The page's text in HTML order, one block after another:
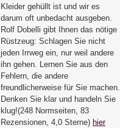
Kleider gehüllt ist und wir es
darum oft unbedacht ausgeben.
Rolf Dobelli gibt Ihnen das nötige
Rüstzeug: Schlagen Sie nicht
jeden Irrweg ein, nur weil andere
ihn gehen. Lernen Sie aus den
Fehlern, die andere
freundlicherweise für Sie machen.
Denken Sie klar und handeln Sie
klug!(248 Normseiten, 83
Rezensionen, 4,0 Sterne) hier